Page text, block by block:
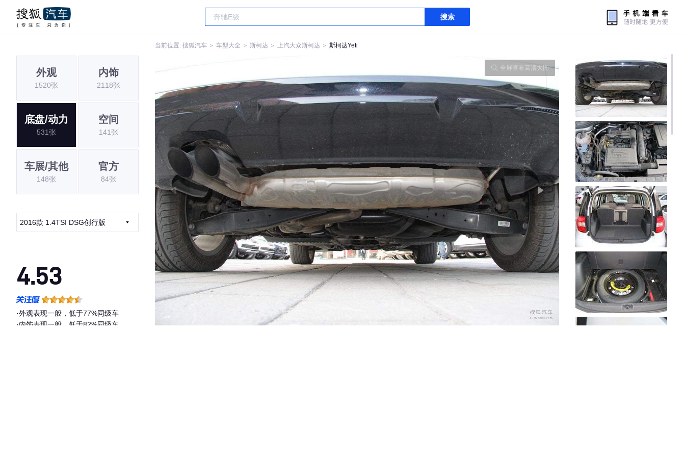
搜索
当前位置: 搜狐汽车 ＞ 车型大全 ＞ 斯柯达 ＞ 上汽大众斯柯达 ＞ 斯柯达Yeti
外观
1520张
内饰
2118张
底盘/动力
531张
空间
141张
车展/其他
148张
官方
84张
2016款 1.4TSI DSG创行版
4.53
·外观表现一般，低于77%同级车
·内饰表现一般，低于82%同级车
全屏查看高清大图